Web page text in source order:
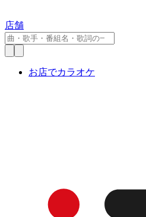
店舗
お店でカラオケ